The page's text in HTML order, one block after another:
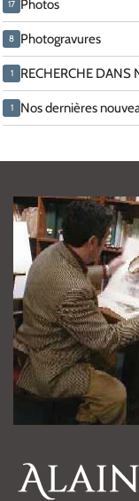
17 Photos
8 Photogravures
1 RECHERCHE DANS
1 Nos dernières